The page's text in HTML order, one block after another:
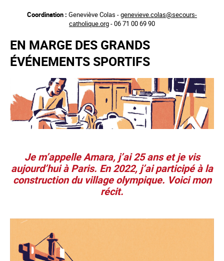
principal
Coordination : Geneviève Colas -genevieve.colas@secours-
catholique.org- 06 71 00 69 90
EN MARGE DES GRANDS
ÉVÉNEMENTS SPORTIFS
Je m’appelle Amara, j’ai 25 ans et je vis
aujourd’hui à Paris. En 2022, j’ai participé à la
construction du village olympique. Voici mon
récit.